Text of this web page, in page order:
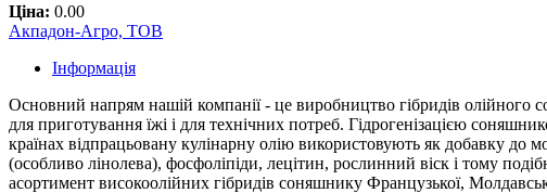
Ціна: 0.00
Акпадон-Агро, ТОВ
Інформація
Основний напрям нашій компанії - це виробництво гібридів олійного
для приготування їжі і для технічних потреб. Гідрогенізацією
країнах відпрацьовану кулінарну олію використовують як добавку до
(особливо лінолева), фосфоліпіди, лецітин, рослинний віск і тому
асортимент високоолійних гібридів соняшнику Французької,